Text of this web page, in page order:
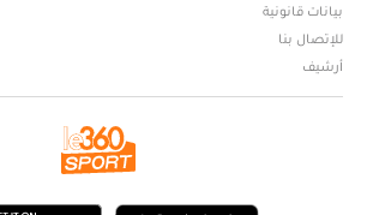
بيانات قانونية
للإتصال بنا
أرشيف